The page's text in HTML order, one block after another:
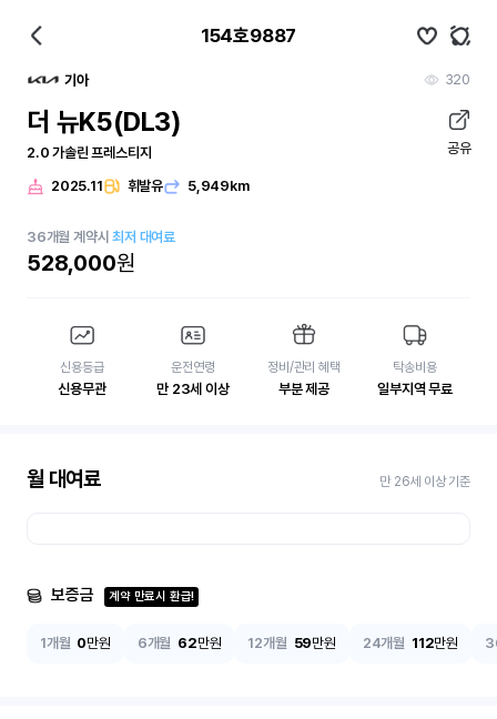
154호9887
기아 320
더 뉴K5(DL3)
2.0 가솔린 프레스티지 공유
2025.11 휘발유 5,949km
36개월 계약시최저 대여료
528,000원
신용등급
신용무관
운전연령
만 23세 이상
정비/관리 혜택
부분 제공
탁송비용
일부지역 무료
월 대여료 만 26세 이상 기준
보증금 계약 만료시 환급!
1개월 0만원 6개월 62만원 12개월 59만원 24개월 112만원